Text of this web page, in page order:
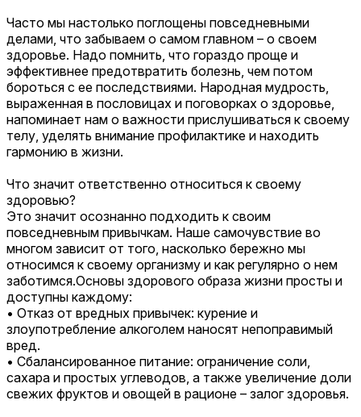
Часто мы настолько поглощены повседневными
делами, что забываем о самом главном – о своем
здоровье. Надо помнить, что гораздо проще и
эффективнее предотвратить болезнь, чем потом
бороться с ее последствиями. Народная мудрость,
выраженная в пословицах и поговорках о здоровье,
напоминает нам о важности прислушиваться к своему
телу, уделять внимание профилактике и находить
гармонию в жизни.
Что значит ответственно относиться к своему
здоровью?
Это значит осознанно подходить к своим
повседневным привычкам. Наше самочувствие во
многом зависит от того, насколько бережно мы
относимся к своему организму и как регулярно о нем
заботимся.Основы здорового образа жизни просты и
доступны каждому:
• Отказ от вредных привычек: курение и
злоупотребление алкоголем наносят непоправимый
вред.
• Сбалансированное питание: ограничение соли,
сахара и простых углеводов, а также увеличение доли
свежих фруктов и овощей в рационе – залог здоровья.